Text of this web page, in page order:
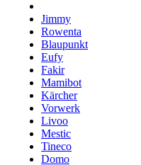
Jimmy
Rowenta
Blaupunkt
Eufy
Fakir
Mamibot
Kärcher
Vorwerk
Livoo
Mestic
Tineco
Domo